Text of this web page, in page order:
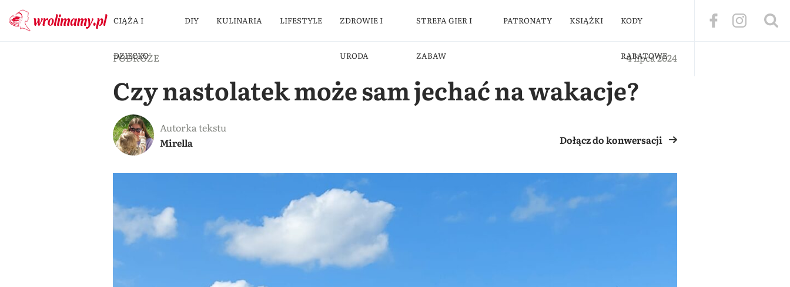
CIĄŻA I
DZIECKO
DIY KULINARIA LIFESTYLE ZDROWIE I
URODA
STREFA GIER I
ZABAW
PATRONATY KSIĄŻKI KODY
RABATOWE
PODRÓŻE 4 lipca 2024
Czy nastolatek może sam jechać na wakacje?
Autorka tekstu
Mirella
Dołącz do konwersacji